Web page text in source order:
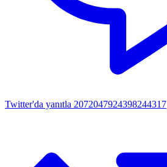
Twitter'da yanıtla 2072047924398244317